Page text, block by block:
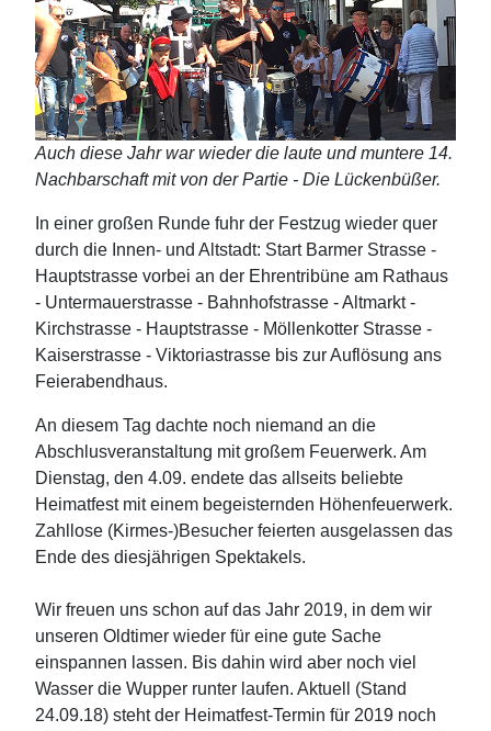
Auch diese Jahr war wieder die laute und muntere 14.
Nachbarschaft mit von der Partie - Die Lückenbüßer.
In einer großen Runde fuhr der Festzug wieder quer
durch die Innen- und Altstadt: Start Barmer Strasse -
Hauptstrasse vorbei an der Ehrentribüne am Rathaus
- Untermauerstrasse - Bahnhofstrasse - Altmarkt -
Kirchstrasse - Hauptstrasse - Möllenkotter Strasse -
Kaiserstrasse - Viktoriastrasse bis zur Auflösung ans
Feierabendhaus.
An diesem Tag dachte noch niemand an die
Abschlusveranstaltung mit großem Feuerwerk. Am
Dienstag, den 4.09. endete das allseits beliebte
Heimatfest mit einem begeisternden Höhenfeuerwerk.
Zahllose (Kirmes-)Besucher feierten ausgelassen das
Ende des diesjährigen Spektakels.
Wir freuen uns schon auf das Jahr 2019, in dem wir
unseren Oldtimer wieder für eine gute Sache
einspannen lassen. Bis dahin wird aber noch viel
Wasser die Wupper runter laufen. Aktuell (Stand
24.09.18) steht der Heimatfest-Termin für 2019 noch